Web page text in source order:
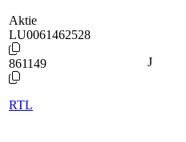
Aktie
LU0061462528
861149
RTL
J